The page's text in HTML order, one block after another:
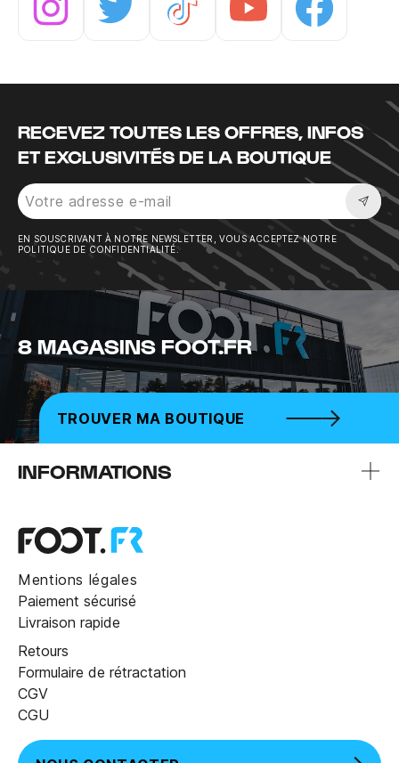
RECEVEZ TOUTES LES OFFRES, INFOS
ET EXCLUSIVITÉS DE LA BOUTIQUE
EN SOUSCRIVANT À NOTRE NEWSLETTER, VOUS ACCEPTEZ NOTRE
POLITIQUE DE CONFIDENTIALITÉ.
8 MAGASINS FOOT.FR
TROUVER MA BOUTIQUE
INFORMATIONS
Mentions légales
Paiement sécurisé
Livraison rapide
Retours
Formulaire de rétractation
CGV
CGU